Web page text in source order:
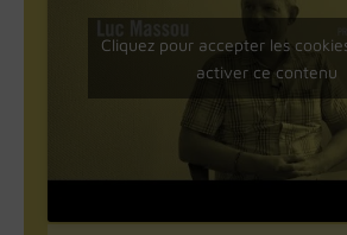
Cliquez pour accepter les
activer ce contenu